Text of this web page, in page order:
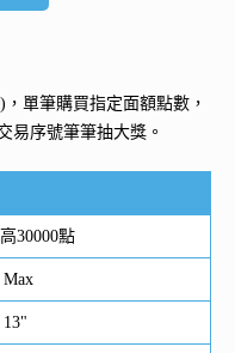
，單筆購買指定面額點數，
易序號筆筆抽大獎。
30000點
Max